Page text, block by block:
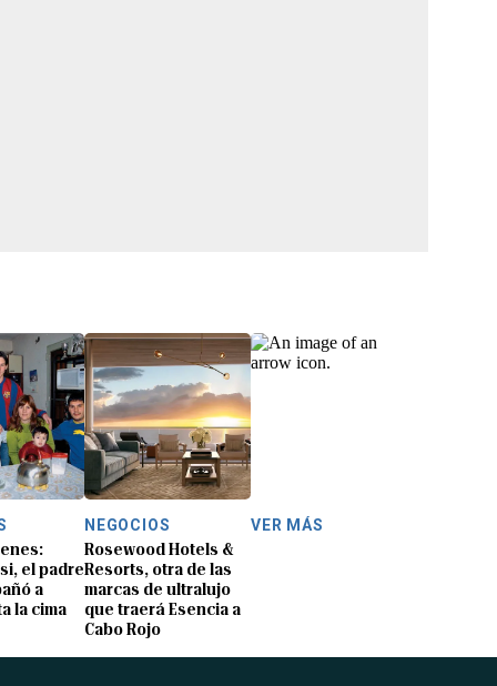
el padre
a
la cima
NEGOCIOS
Rosewood Hotels &
Resorts, otra de las
marcas de ultralujo
que traerá Esencia a
Cabo Rojo
VER MÁS